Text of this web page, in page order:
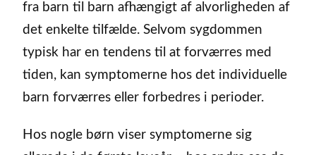
fra barn til barn afhængigt af alvorligheden af
det enkelte tilfælde. Selvom sygdommen
typisk har en tendens til at forværres med
tiden, kan symptomerne hos det individuelle
barn forværres eller forbedres i perioder.
Hos nogle børn viser symptomerne sig